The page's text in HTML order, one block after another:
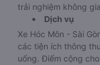
trải nghiệm không
Dịch vụ
Xe Hóc Môn - Sài
các tiện ích thông
uống. Điểm cộng